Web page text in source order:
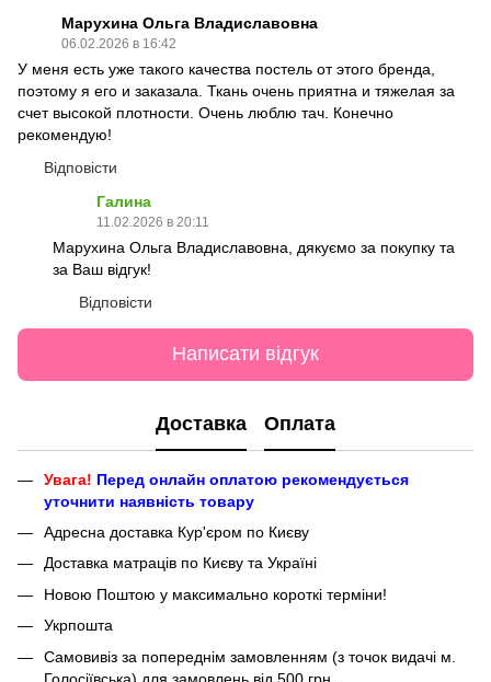
Марухина Ольга Владиславовна
06.02.2026 в 16:42
У меня есть уже такого качества постель от этого бренда,
поэтому я его и заказала. Ткань очень приятна и тяжелая за
счет высокой плотности. Очень люблю тач. Конечно
рекомендую!
Відповісти
Галина
11.02.2026 в 20:11
Марухина Ольга Владиславовна, дякуємо за покупку та
за Ваш відгук!
Відповісти
Написати відгук
Доставка Оплата
Увага! Перед онлайн оплатою рекомендується
уточнити наявність товару
Адресна доставка Кур'єром по Києву
Доставка матраців по Києву та Україні
Новою Поштою у максимально короткі терміни!
Укрпошта
Самовивіз за попереднім замовленням (з точок видачі м.
Голосіївська) для замовлень від 500 грн.